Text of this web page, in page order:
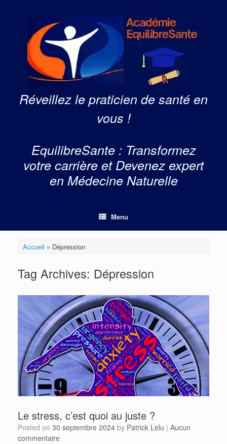
Réveillez le praticien de santé en
vous !
EquilibreSante : Transformez
votre carrière et Devenez expert
en Médecine Naturelle
Menu
Accueil » Dépression
Tag Archives: Dépression
Le stress, c’est quoi au juste ?
Posted on 30 septembre 2024 by Patrick Lelu | Aucun
commentaire